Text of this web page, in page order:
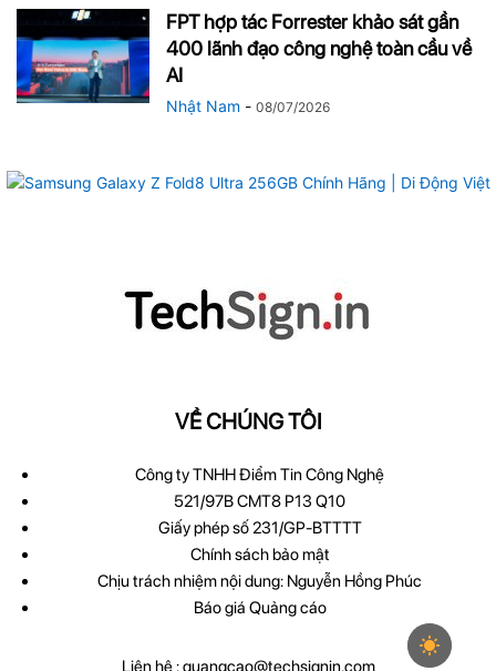
FPT hợp tác Forrester khảo sát gần
400 lãnh đạo công nghệ toàn cầu về
AI
Nhật Nam - 08/07/2026
VỀ CHÚNG TÔI
Công ty TNHH Điểm Tin Công Nghệ
521/97B CMT8 P13 Q10
Giấy phép số 231/GP-BTTTT
Chính sách bảo mật
Chịu trách nhiệm nội dung: Nguyễn Hồng Phúc
Báo giá Quảng cáo
Liên hệ :quangcao@techsignin.com